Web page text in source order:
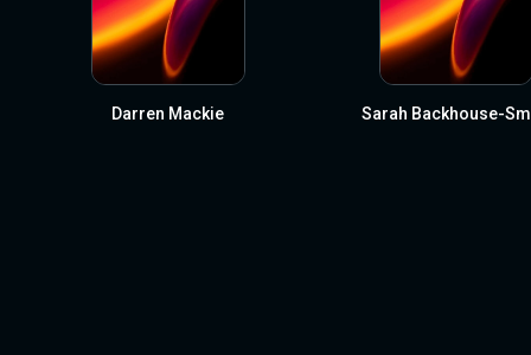
Darren Mackie Sarah Backhouse-